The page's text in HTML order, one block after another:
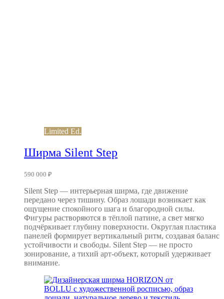
Limited Ed.
Ширма Silent Step
590 000 ₽
Silent Step — интерьерная ширма, где движение
передано через тишину. Образ лошади возникает как
ощущение спокойного шага и благородной силы.
Фигуры растворяются в тёплой патине, а свет мягко
подчёркивает глубину поверхности. Округлая пластика
панелей формирует вертикальный ритм, создавая баланс
устойчивости и свободы. Silent Step — не просто
зонирование, а тихий арт-объект, который удерживает
внимание.